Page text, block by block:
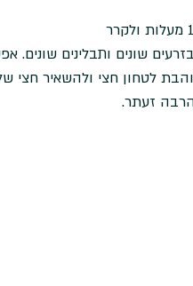
שונים ותבלינים
לטחון חצי ולהשאיר
זעתר.